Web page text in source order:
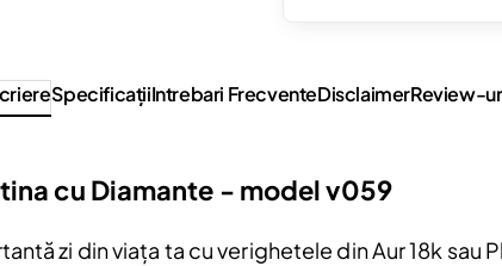
SpecificaţiiIntrebari FrecventeDisclaimerReview-
cu Diamante - model v059
zi din viața ta cu verighetele din Aur 18k sau